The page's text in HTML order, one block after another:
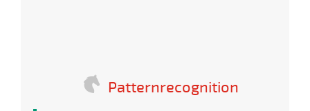
Patternrecognition